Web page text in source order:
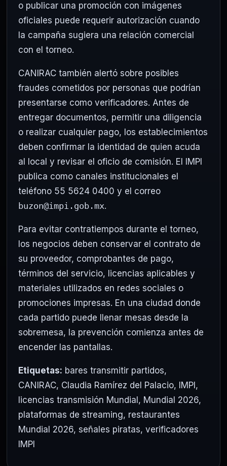
o publicar una promoción con imágenes
oficiales puede requerir autorización cuando
la campaña sugiera una relación comercial
con el torneo.
CANIRAC también alertó sobre posibles
fraudes cometidos por personas que podrían
presentarse como verificadores. Antes de
entregar documentos, permitir una diligencia
o realizar cualquier pago, los establecimientos
deben confirmar la identidad de quien acuda
al local y revisar el oficio de comisión. El IMPI
publica como canales institucionales el
teléfono 55 5624 0400 y el correo
buzon@impi.gob.mx.
Para evitar contratiempos durante el torneo,
los negocios deben conservar el contrato de
su proveedor, comprobantes de pago,
términos del servicio, licencias aplicables y
materiales utilizados en redes sociales o
promociones impresas. En una ciudad donde
cada partido puede llenar mesas desde la
sobremesa, la prevención comienza antes de
encender las pantallas.
Etiquetas: bares transmitir partidos,
CANIRAC, Claudia Ramírez del Palacio, IMPI ,
licencias transmisión Mundial , Mundial 2026,
plataformas de streaming, restaurantes
Mundial 2026, señales piratas, verificadores
IMPI